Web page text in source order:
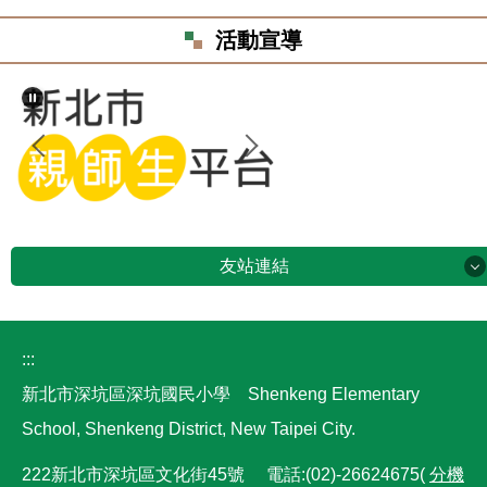
活動宣導
友站連結
性別平等教育資源中心
教育部家庭資源網
:::
新北市深坑區深坑國民小學 Shenkeng Elementary
School, Shenkeng District, New Taipei City.
222新北市深坑區文化街45號 電話:(02)-26624675( 分機